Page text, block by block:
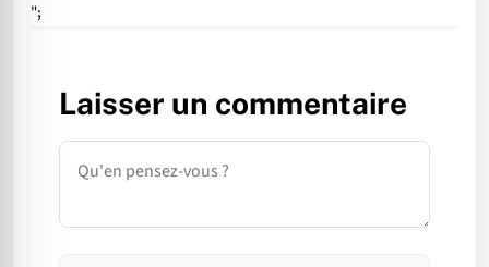
";
Laisser un commentaire
Commentaire